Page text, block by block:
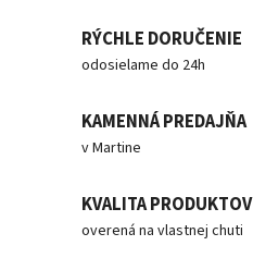
RÝCHLE DORUČENIE
odosielame do 24h
KAMENNÁ PREDAJŇA
v Martine
KVALITA PRODUKTOV
overená na vlastnej chuti